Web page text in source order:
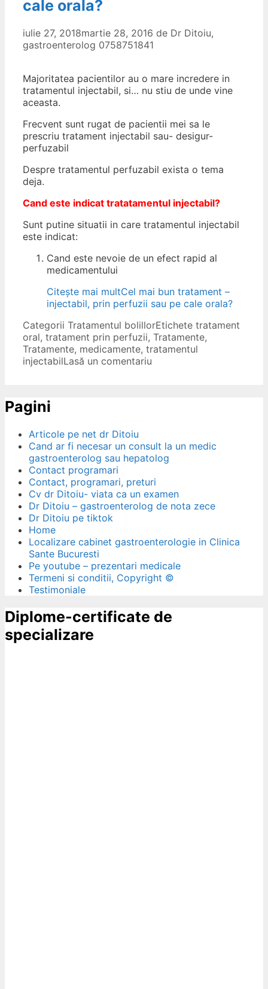
cale orala?
iulie 27, 2018martie 28, 2016 de Dr Ditoiu,
gastroenterolog 0758751841
Majoritatea pacientilor au o mare incredere in
tratamentul injectabil, si… nu stiu de unde vine
aceasta.
Frecvent sunt rugat de pacientii mei sa le
prescriu tratament injectabil sau- desigur-
perfuzabil
Despre tratamentul perfuzabil exista o tema
deja.
Cand este indicat tratatamentul injectabil?
Sunt putine situatii in care tratamentul injectabil
este indicat:
Cand este nevoie de un efect rapid al
medicamentului
Citește mai multCel mai bun tratament –
injectabil, prin perfuzii sau pe cale orala?
Categorii Tratamentul bolillorEtichete tratament
oral, tratament prin perfuzii, Tratamente,
Tratamente, medicamente, tratamentul
injectabilLasă un comentariu
Pagini
Articole pe net dr Ditoiu
Cand ar fi necesar un consult la un medic
gastroenterolog sau hepatolog
Contact programari
Contact, programari, preturi
Cv dr Ditoiu- viata ca un examen
Dr Ditoiu – gastroenterolog de nota zece
Dr Ditoiu pe tiktok
Home
Localizare cabinet gastroenterologie in Clinica
Sante Bucuresti
Pe youtube – prezentari medicale
Termeni si conditii, Copyright ©
Testimoniale
Diplome-certificate de
specializare